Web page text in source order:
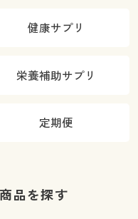
健康サプリ
栄養補助サプリ
定期便
品を探す